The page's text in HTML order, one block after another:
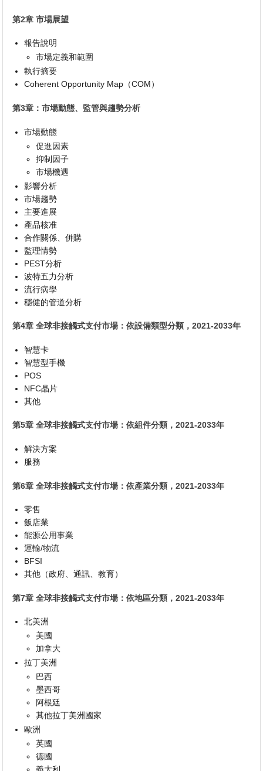
第2章 市場展望
報告說明
市場定義和範圍
執行摘要
Coherent Opportunity Map（COM）
第3章：市場動態、監管與趨勢分析
市場動態
促進因素
抑制因子
市場機遇
影響分析
市場趨勢
主要進展
產品核准
合作關係、併購
監理情勢
PEST分析
波特五力分析
流行病學
穩健的管道分析
第4章 全球非接觸式支付市場：依設備類型分類，2021-2033年
智慧卡
智慧型手機
POS
NFC晶片
其他
第5章 全球非接觸式支付市場：依組件分類，2021-2033年
解決方案
服務
第6章 全球非接觸式支付市場：依產業分類，2021-2033年
零售
飯店業
能源公用事業
運輸/物流
BFSI
其他（政府、通訊、教育）
第7章 全球非接觸式支付市場：依地區分類，2021-2033年
北美洲
美國
加拿大
拉丁美洲
巴西
墨西哥
阿根廷
其他拉丁美洲國家
歐洲
英國
德國